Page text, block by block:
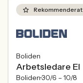
Rekommenderat
Boliden
Arbetsledare El
Boliden30/6 – 10/8